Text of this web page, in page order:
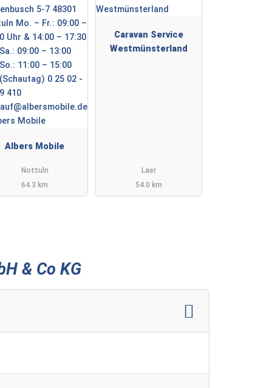
Albers Mobile
Nottuln
64.3 km
Caravan Service
Westmünsterland
Laer
54.0 km
& Co KG